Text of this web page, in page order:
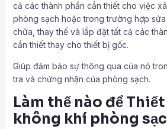
cả các thành phần cần thiết cho việc
phòng sạch hoặc trong trường hợp
chữa, thay thế và lắp đặt tất cả các
cần thiết thay cho thiết bị gốc.
Giúp đảm bảo sự thông qua của nó
tra và chứng nhận của phòng sạch.
Làm thế nào để
không khí phòng